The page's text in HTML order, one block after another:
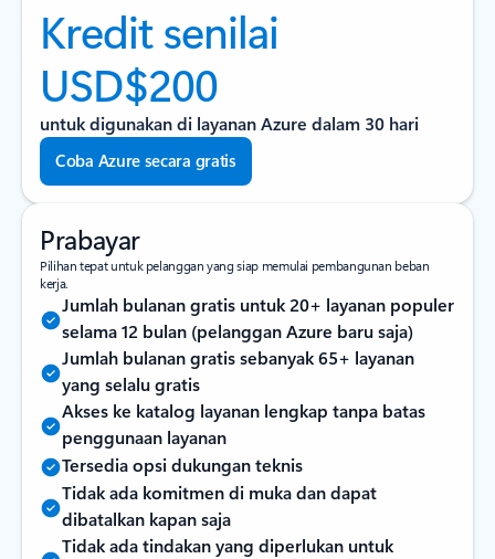
Kredit senilai
USD$200
untuk digunakan di layanan Azure dalam 30 hari
Coba Azure secara gratis
Prabayar
Pilihan tepat untuk pelanggan yang siap memulai pembangunan beban
kerja.
Jumlah bulanan gratis untuk 20+ layanan populer
selama 12 bulan (pelanggan Azure baru saja)
Jumlah bulanan gratis sebanyak 65+ layanan
yang selalu gratis
Akses ke katalog layanan lengkap tanpa batas
penggunaan layanan
Tersedia opsi dukungan teknis
Tidak ada komitmen di muka dan dapat
dibatalkan kapan saja
Tidak ada tindakan yang diperlukan untuk